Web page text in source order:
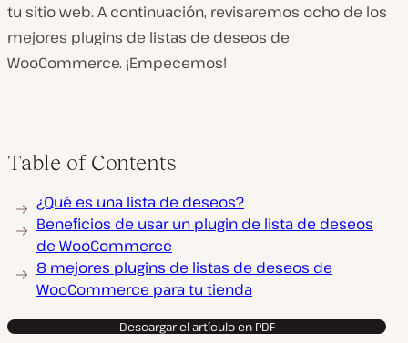
tu sitio web. A continuación, revisaremos ocho de los
mejores plugins de listas de deseos de
WooCommerce. ¡Empecemos!
Table of Contents
¿Qué es una lista de deseos?
Beneficios de usar un plugin de lista de deseos
de WooCommerce
8 mejores plugins de listas de deseos de
WooCommerce para tu tienda
Descargar el artículo en PDF